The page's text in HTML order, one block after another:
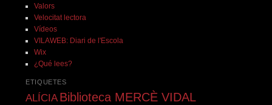
Valors
Velocitat lectora
Vídeos
VILAWEB: Diari de l'Escola
Wix
¿Qué lees?
ETIQUETES
ALÍCIA Biblioteca MERCÈ VIDAL